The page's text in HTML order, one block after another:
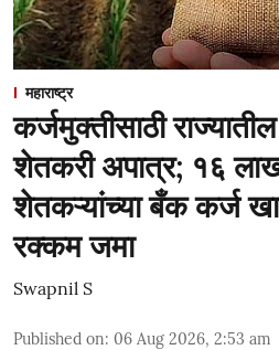
महाराष्ट्र
कर्जमुक्तीसाठी
शेतकरी अपात्र; १६
शेतकऱ्यांच्या बँक कर्ज
रक्कम जमा
Swapnil S
Published on: 06 Aug 2026, 2:53 am